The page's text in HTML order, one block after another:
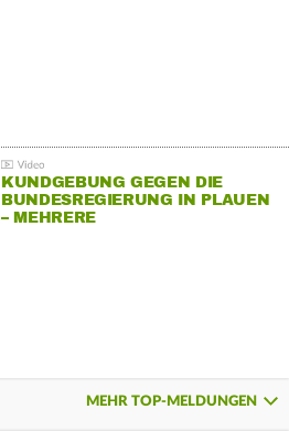
KUNDGEBUNG GEGEN DIE
BUNDESREGIERUNG IN PLAUEN
– MEHRERE
MEHR TOP-MELDUNGEN